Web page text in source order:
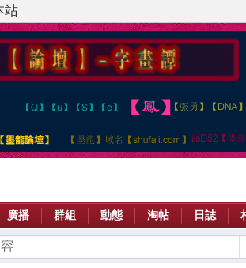
站
廣播 群組 動態 淘帖 日誌